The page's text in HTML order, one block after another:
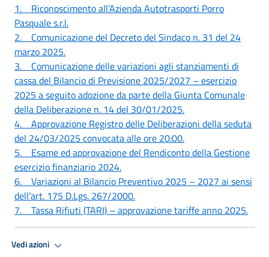
1. Riconoscimento all’Azienda Autotrasporti Porro
Pasquale s.r.l.
2. Comunicazione del Decreto del Sindaco n. 31 del 24
marzo 2025.
3. Comunicazione delle variazioni agli stanziamenti di
cassa del Bilancio di Previsione 2025/2027 – esercizio
2025 a seguito adozione da parte della Giunta Comunale
della Deliberazione n. 14 del 30/01/2025.
4. Approvazione Registro delle Deliberazioni della seduta
del 24/03/2025 convocata alle ore 20:00.
5. Esame ed approvazione del Rendiconto della Gestione
esercizio finanziario 2024.
6. Variazioni al Bilancio Preventivo 2025 – 2027 ai sensi
dell’art. 175 D.Lgs. 267/2000.
7. Tassa Rifiuti (TARI) – approvazione tariffe anno 2025.
Vedi azioni